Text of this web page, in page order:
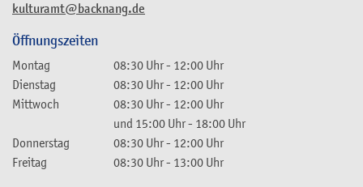
kulturamt@backnang.de
Öffnungszeiten
Montag 08:30 Uhr- 12:00 Uhr
Dienstag
08:30 Uhr- 12:00 Uhr
Mittwoch
08:30 Uhr- 12:00 Uhr
und 15:00 Uhr- 18:00 Uhr
Donnerstag
08:30 Uhr- 12:00 Uhr
Freitag
08:30 Uhr- 13:00 Uhr